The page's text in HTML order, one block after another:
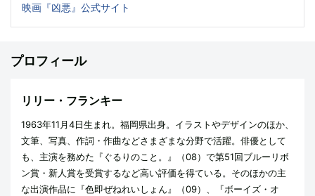
映画『凶悪』公式サイト
プロフィール
リリー・フランキー
1963年11月4日生まれ。福岡県出身。イラストやデザインのほか、
文筆、写真、作詞・作曲などさまざまな分野で活躍。俳優として
も、主演を務めた『ぐるりのこと。』（08）で第51回ブルーリボ
ン賞・新人賞を受賞するなど高い評価を得ている。そのほかの主
な出演作品に『色即ぜねれいしょん』（09）、『ボーイズ・オ